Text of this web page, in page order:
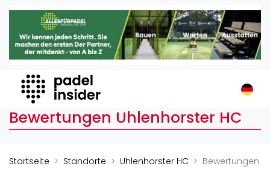
Padel Insider
Home
Organisationen
Buchungssysteme
Padel-Shops
Padelplatzbauer
Bewertungen Uhlenhorster HC
Startseite Standorte Uhlenhorster HC Bewertungen